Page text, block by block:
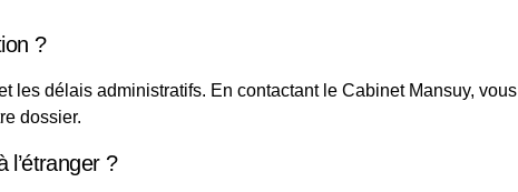
?
les délais administratifs. En contactant le Cabinet Mansuy, vous
dossier.
l’étranger ?